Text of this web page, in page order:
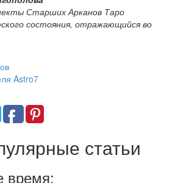
Старших Арканов Таро
состояния, отражающийся во
Astro7
статьи
время: